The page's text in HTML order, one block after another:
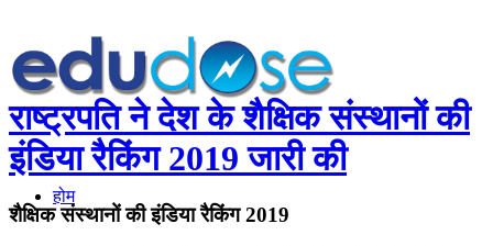
होम
राष्ट्रपति ने देश के शैक्षिक संस्थानों की
इंडिया रैकिंग 2019 जारी की
शैक्षिक संस्थानों की इंडिया रैकिंग 2019